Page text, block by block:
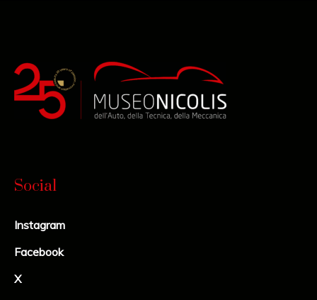
Social
Instagram
Facebook
X